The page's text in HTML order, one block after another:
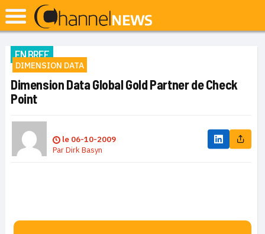
EN BREF
DIMENSION DATA
Dimension Data Global Gold Partner de Check
Point
le 06-10-2009
ParDirk Basyn